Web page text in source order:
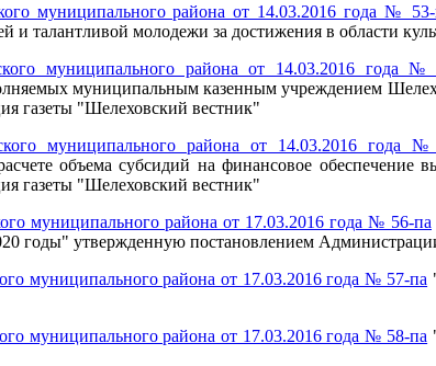
муниципального района от 14.03.2016 года № 53-
и талантливой молодежи за достижения в области
муниципального района от 14.03.2016 года №
муниципальным казенным учреждением
газеты "Шелеховский вестник"
муниципального района от 14.03.2016 года
объема субсидий на финансовое
газеты "Шелеховский вестник"
муниципального района от 17.03.2016 года № 56-па
годы" утвержденную постановлением
муниципального района от 17.03.2016 года № 57-па
муниципального района от 17.03.2016 года № 58-па